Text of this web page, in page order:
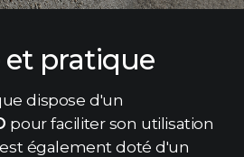
et pratique
dispose d'un
pour faciliter son utilisation
également doté d'un